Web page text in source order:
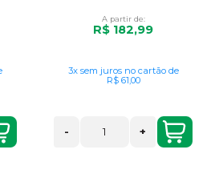
A partir de:
R$ 182,99
3x sem juros no cartãode
R$ 61,00
- +